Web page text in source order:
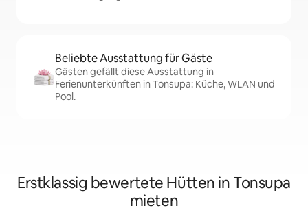
Beliebte Ausstattung für Gäste
Gästen gefällt diese Ausstattung in
Ferienunterkünften in Tonsupa: Küche, WLAN und
Pool.
Erstklassig bewertete Hütten in Tonsupa
mieten